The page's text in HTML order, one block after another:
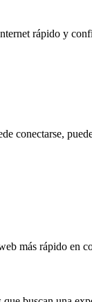
rápido y
conectarse,
más rápido en